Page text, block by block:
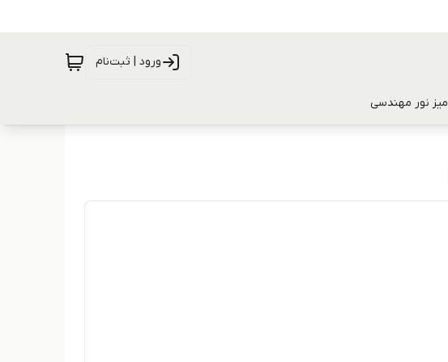
ورود | ثبت‌نام
میز نور مهندسی